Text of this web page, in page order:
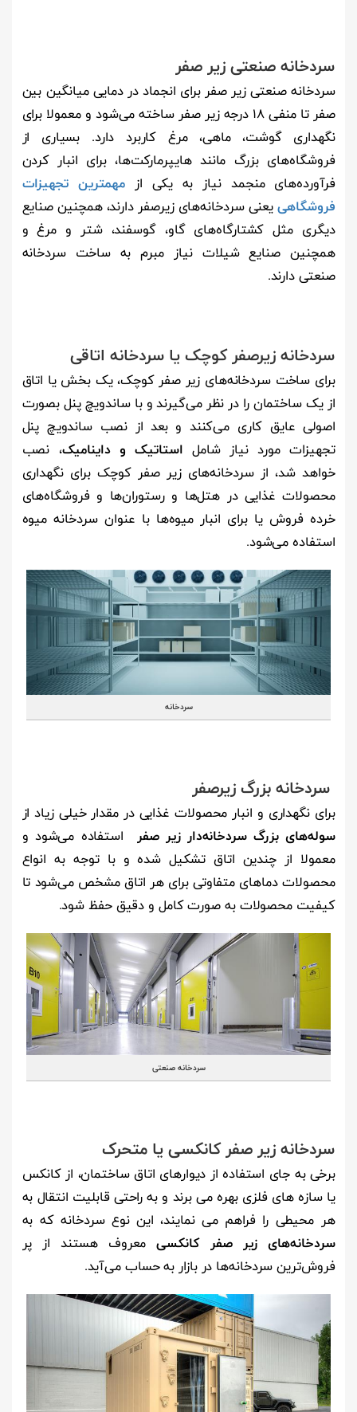
سردخانه صنعتی زیر صفر
سردخانه صنعتی زیر صفر برای انجماد در دمایی میانگین بین
صفر تا منفی 18 درجه زیر صفر ساخته می‌شود و معمولا برای
نگهداری گوشت، ماهی، مرغ کاربرد دارد. بسیاری از
فروشگاه‌های بزرگ مانند هایپرمارکت‌ها، برای انبار کردن
فرآورده‌های منجمد نیاز به یکی از مهمترین تجهیزات
فروشگاهییعنی سردخانه‌های زیرصفر دارند، همچنین صنایع
دیگری مثل کشتارگاه‌های گاو، گوسفند، شتر و مرغ و
همچنین صنایع شیلات نیاز مبرم به ساخت سردخانه
صنعتی دارند.
سردخانه زیرصفر کوچک یا سردخانه اتاقی
برای ساخت سردخانه‌های زیر صفر کوچک، یک بخش یا اتاق
از یک ساختمان را در نظر می‌گیرند و با ساندویچ پنل بصورت
اصولی عایق کاری می‌کنند و بعد از نصب ساندویچ پنل
تجهیزات مورد نیاز شاملاستاتیک و داینامیک، نصب
خواهد شد، از سردخانه‌های زیر صفر کوچک برای نگهداری
محصولات غذایی در هتل‌ها و رستوران‌ها و فروشگاه‌های
خرده فروش یا برای انبار میوه‌ها با عنوان سردخانه میوه
استفاده می‌شود.
سردخانه
سردخانه بزرگ زیرصفر
برای نگهداری و انبار محصولات غذایی در مقدار خیلی زیاد از
سوله‌های بزرگ سردخانه‌دار زیر صفر استفاده می‌شود و
معمولا از چندین اتاق تشکیل شده و با توجه به انواع
محصولات دماهای متفاوتی برای هر اتاق مشخص می‌شود تا
کیفیت محصولات به صورت کامل و دقیق حفظ شود.
سردخانه صنعتی
سردخانه زیر صفر کانکسی یا متحرک
برخی به جای استفاده از دیوارهای اتاق ساختمان، از کانکس
یا سازه های فلزی بهره می برند و به راحتی قابلیت انتقال به
هر محیطی را فراهم می نمایند، این نوع سردخانه که به
سردخانه‎‌های زیر صفر کانکسی
معروف هستند از پر
فروش‌ترین سردخانه‌ها در بازار به حساب می‌آید.